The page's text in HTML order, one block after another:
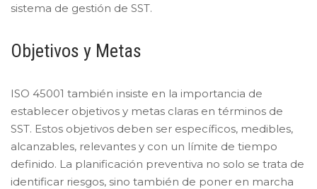
sistema de gestión de SST.
Objetivos y Metas
ISO 45001 también insiste en la importancia de
establecer objetivos y metas claras en términos de
SST. Estos objetivos deben ser específicos, medibles,
alcanzables, relevantes y con un límite de tiempo
definido. La planificación preventiva no solo se trata de
identificar riesgos, sino también de poner en marcha